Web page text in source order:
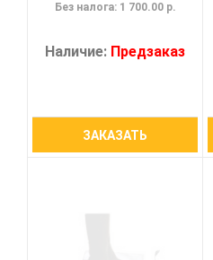
Без налога: 1 700.00 р.
Наличие: Предзаказ
ЗАКАЗАТЬ